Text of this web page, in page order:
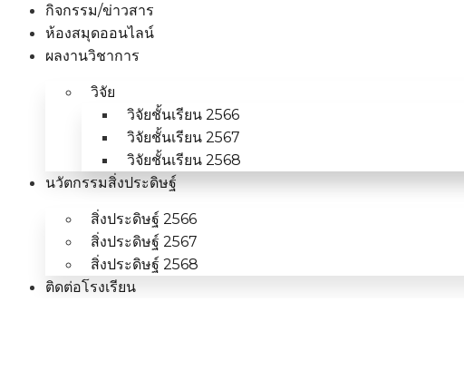
กิจกรรม/ข่าวสาร
ห้องสมุดออนไลน์
ผลงานวิชาการ
วิจัย
วิจัยชั้นเรียน 2566
วิจัยชั้นเรียน 2567
วิจัยชั้นเรียน 2568
นวัตกรรมสิ่งประดิษฐ์
สิ่งประดิษฐ์ 2566
สิ่งประดิษฐ์ 2567
สิ่งประดิษฐ์ 2568
ติดต่อโรงเรียน